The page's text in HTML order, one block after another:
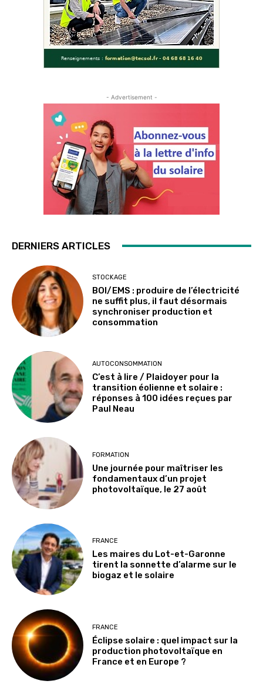
- Advertisement -
DERNIERS ARTICLES
STOCKAGE
BOI/EMS : produire de l’électricité
ne suffit plus, il faut désormais
synchroniser production et
consommation
AUTOCONSOMMATION
C’est à lire / Plaidoyer pour la
transition éolienne et solaire :
réponses à 100 idées reçues par
Paul Neau
FORMATION
Une journée pour maîtriser les
fondamentaux d’un projet
photovoltaïque, le 27 août
FRANCE
Les maires du Lot-et-Garonne
tirent la sonnette d’alarme sur le
biogaz et le solaire
FRANCE
Éclipse solaire : quel impact sur la
production photovoltaïque en
France et en Europe ?